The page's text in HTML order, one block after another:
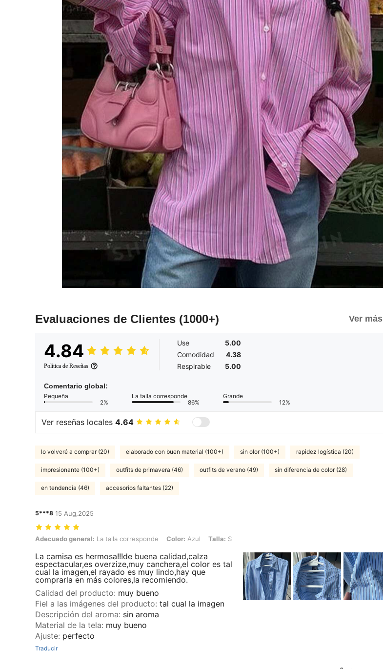
Evaluaciones de Clientes (1000+) Ver más
4.84
Política de Reseñas
Use
5.00
Comodidad
4.38
Respirable
5.00
Comentario global:
Pequeña
2%
La talla corresponde
86%
Grande
12%
Ver reseñas locales 4.64
lo volveré a comprar (20) elaborado con buen material (100+) sin olor (100+) rapidez logística (20)
impresionante (100+) outfits de primavera (46) outfits de verano (49) sin diferencia de color (28)
en tendencia (46) accesorios faltantes (22)
5***8 15 Aug,2025
Adecuado general: La talla corresponde, Color: Azul, Talla: S
Adecuado general: La talla corresponde Color: Azul Talla: S
La camisa es hermosa!!!de buena calidad,calza
espectacular,es overzize,muy canchera,el color es tal
cual la imagen,el rayado es muy lindo,hay que
comprarla en más colores,la recomiendo.
Calidad del producto: muy bueno
Fiel a las imágenes del producto: tal cual la imagen
Descripción del aroma: sin aroma
Material de la tela: muy bueno
Ajuste: perfecto
Traducir